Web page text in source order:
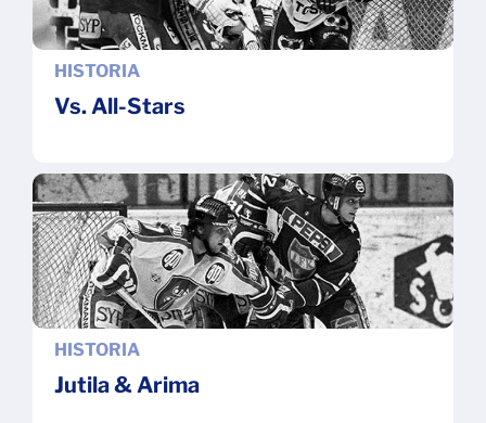
Vs. All-Stars
HISTORIA
Jutila & Arima
HISTORIA